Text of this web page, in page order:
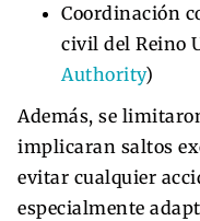
Coordinación
civil del Reino
Authority)
Además, se
implicaran saltos
evitar cualquier
especialmente